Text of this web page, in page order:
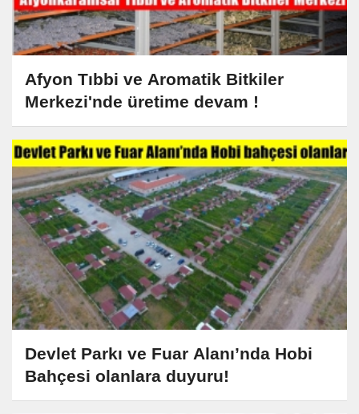
Afyon Tıbbi ve Aromatik Bitkiler
Merkezi'nde üretime devam !
Devlet Parkı ve Fuar Alanı’nda Hobi
Bahçesi olanlara duyuru!